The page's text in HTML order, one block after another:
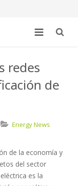
redes
de
Energy News
de la economía y
del sector
es la